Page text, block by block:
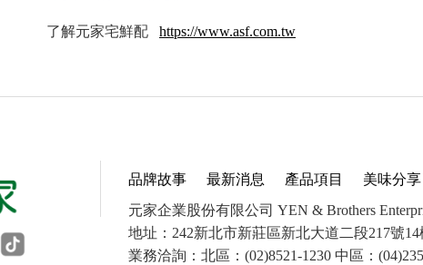
了解元家宅鮮配 https://www.asf.com.tw
品牌故事 最新消息 產品項目 美味分享
元家企業股份有限公司 YEN & Brothers
地址：242新北市新莊區新北大道二段217號14
業務洽詢：北區：(02)8521-1230 中區：